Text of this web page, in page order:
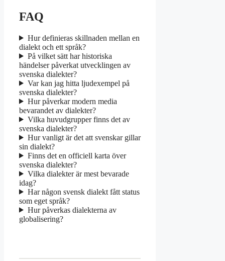
FAQ
Hur definieras skillnaden mellan en
dialekt och ett språk?
På vilket sätt har historiska
händelser påverkat utvecklingen av
svenska dialekter?
Var kan jag hitta ljudexempel på
svenska dialekter?
Hur påverkar modern media
bevarandet av dialekter?
Vilka huvudgrupper finns det av
svenska dialekter?
Hur vanligt är det att svenskar gillar
sin dialekt?
Finns det en officiell karta över
svenska dialekter?
Vilka dialekter är mest bevarade
idag?
Har någon svensk dialekt fått status
som eget språk?
Hur påverkas dialekterna av
globalisering?